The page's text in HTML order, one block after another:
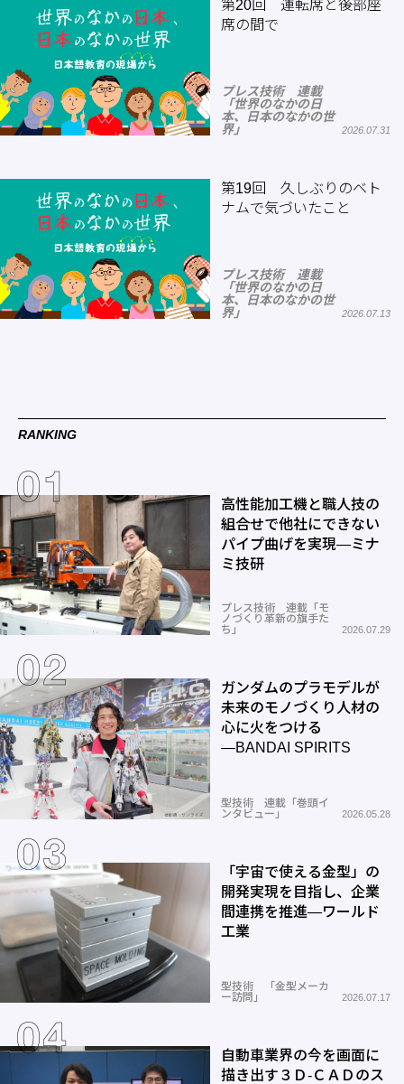
第20回 運転席と後部座
席の間で
プレス技術 連載
「世界のなかの日
本、日本のなかの世
界」
2026.07.31
第19回 久しぶりのベト
ナムで気づいたこと
プレス技術 連載
「世界のなかの日
本、日本のなかの世
界」
2026.07.13
RANKING
高性能加工機と職人技の
組合せで他社にできない
パイプ曲げを実現―ミナ
ミ技研
プレス技術 連載「モ
ノづくり革新の旗手た
ち」
2026.07.29
ガンダムのプラモデルが
未来のモノづくり人材の
心に火をつける
―BANDAI SPIRITS
型技術 連載「巻頭イ
ンタビュー」
2026.05.28
「宇宙で使える金型」の
開発実現を目指し、企業
間連携を推進―ワールド
工業
型技術 「金型メーカ
ー訪問」
2026.07.17
自動車業界の今を画面に
描き出す３Ｄ-ＣＡＤのス